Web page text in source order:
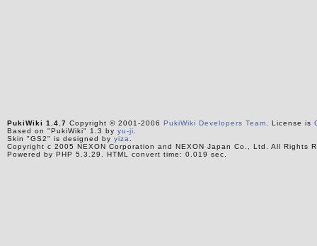
PukiWiki 1.4.7 Copyright © 2001-2006 PukiWiki Developers Team . License is
Based on "PukiWiki" 1.3 by yu-ji
Skin "GS2" is designed by yiza
Copyright c 2005 NEXON Corporation and NEXON Japan Co., Ltd. All Rights
Powered by PHP 5.3.29. HTML convert time: 0.019 sec.